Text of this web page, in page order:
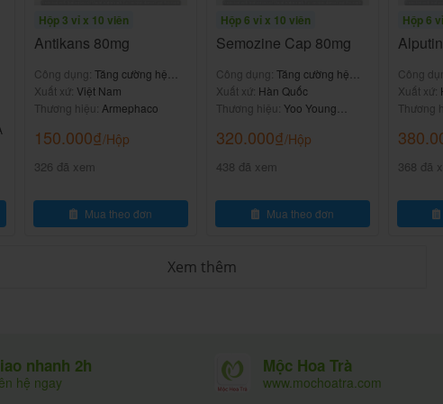
suy giảm miễn dịch tự nhiên.
nhân HIV/AIDS (giảm nhiễm trùng cơ hội).
thứ phát, giảm bạch cầu do hóa trị/xạ trị ung thư
kháng thể, giảm tác dụng phụ của hóa trị.
sức đề kháng tổng thể
, giảm tần suất và mức độ
Hepedon Cap
các peptide có tác dụng sinh học tương tự
đặc biệt IgA tại niêm mạc hô hấp.
bạch cầu lympho
Hộp 3 vỉ x 10 viên
Antikans 80mg
Công dụng: Tăng cường hệ
miễn dịch
Xuất xứ: Việt Nam
Thương hiệu: Armephaco
150.000₫/Hộp
326 đã xem
Mua theo đơn
Hộp 6 vỉ x 10 viên
Semozine Cap 80mg
Công dụng: Tăng cường hệ
miễn dịch
Xuất xứ: Hàn Quốc
Thương hiệu: Yoo Young
320.000₫/Hộp
438 đã xem
Mua theo đơn
Hộp 6
Công
kháng
Xuất xứ:
Thương
368 đã
Xem thêm
nhanh 2h
hệ ngay
Mộc Hoa Trà
www.mochoatra.com